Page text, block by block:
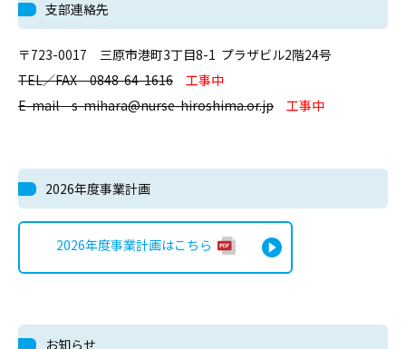
支部連絡先
〒723-0017 三原市港町3丁目8-1 プラザビル2階24号
TEL／FAX 0848-64-1616
工事中
E-mail s-mihara@nurse-hiroshima.or.jp
工事中
2026年度事業計画
2026年度事業計画はこちら
お知らせ